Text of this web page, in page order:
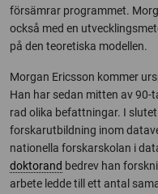
försämrar programmet.
också med en
på den teoretiska modellen.
Morgan Ericsson kommer
Han har sedan mitten av 90-
rad olika befattningar. I
forskarutbildning inom
nationella forskarskolan i
doktorand bedrev han
arbete ledde till ett antal